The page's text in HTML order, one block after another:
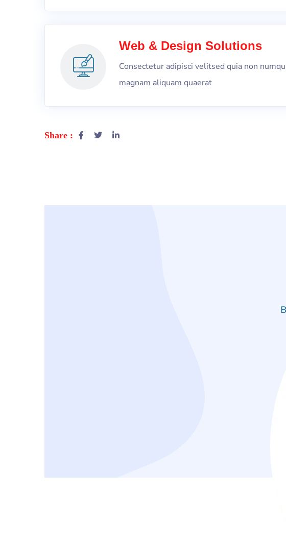
Web & Design Solutions
Consectetur adipisci velitsed quia non
magnam aliquam quaerat
Share :